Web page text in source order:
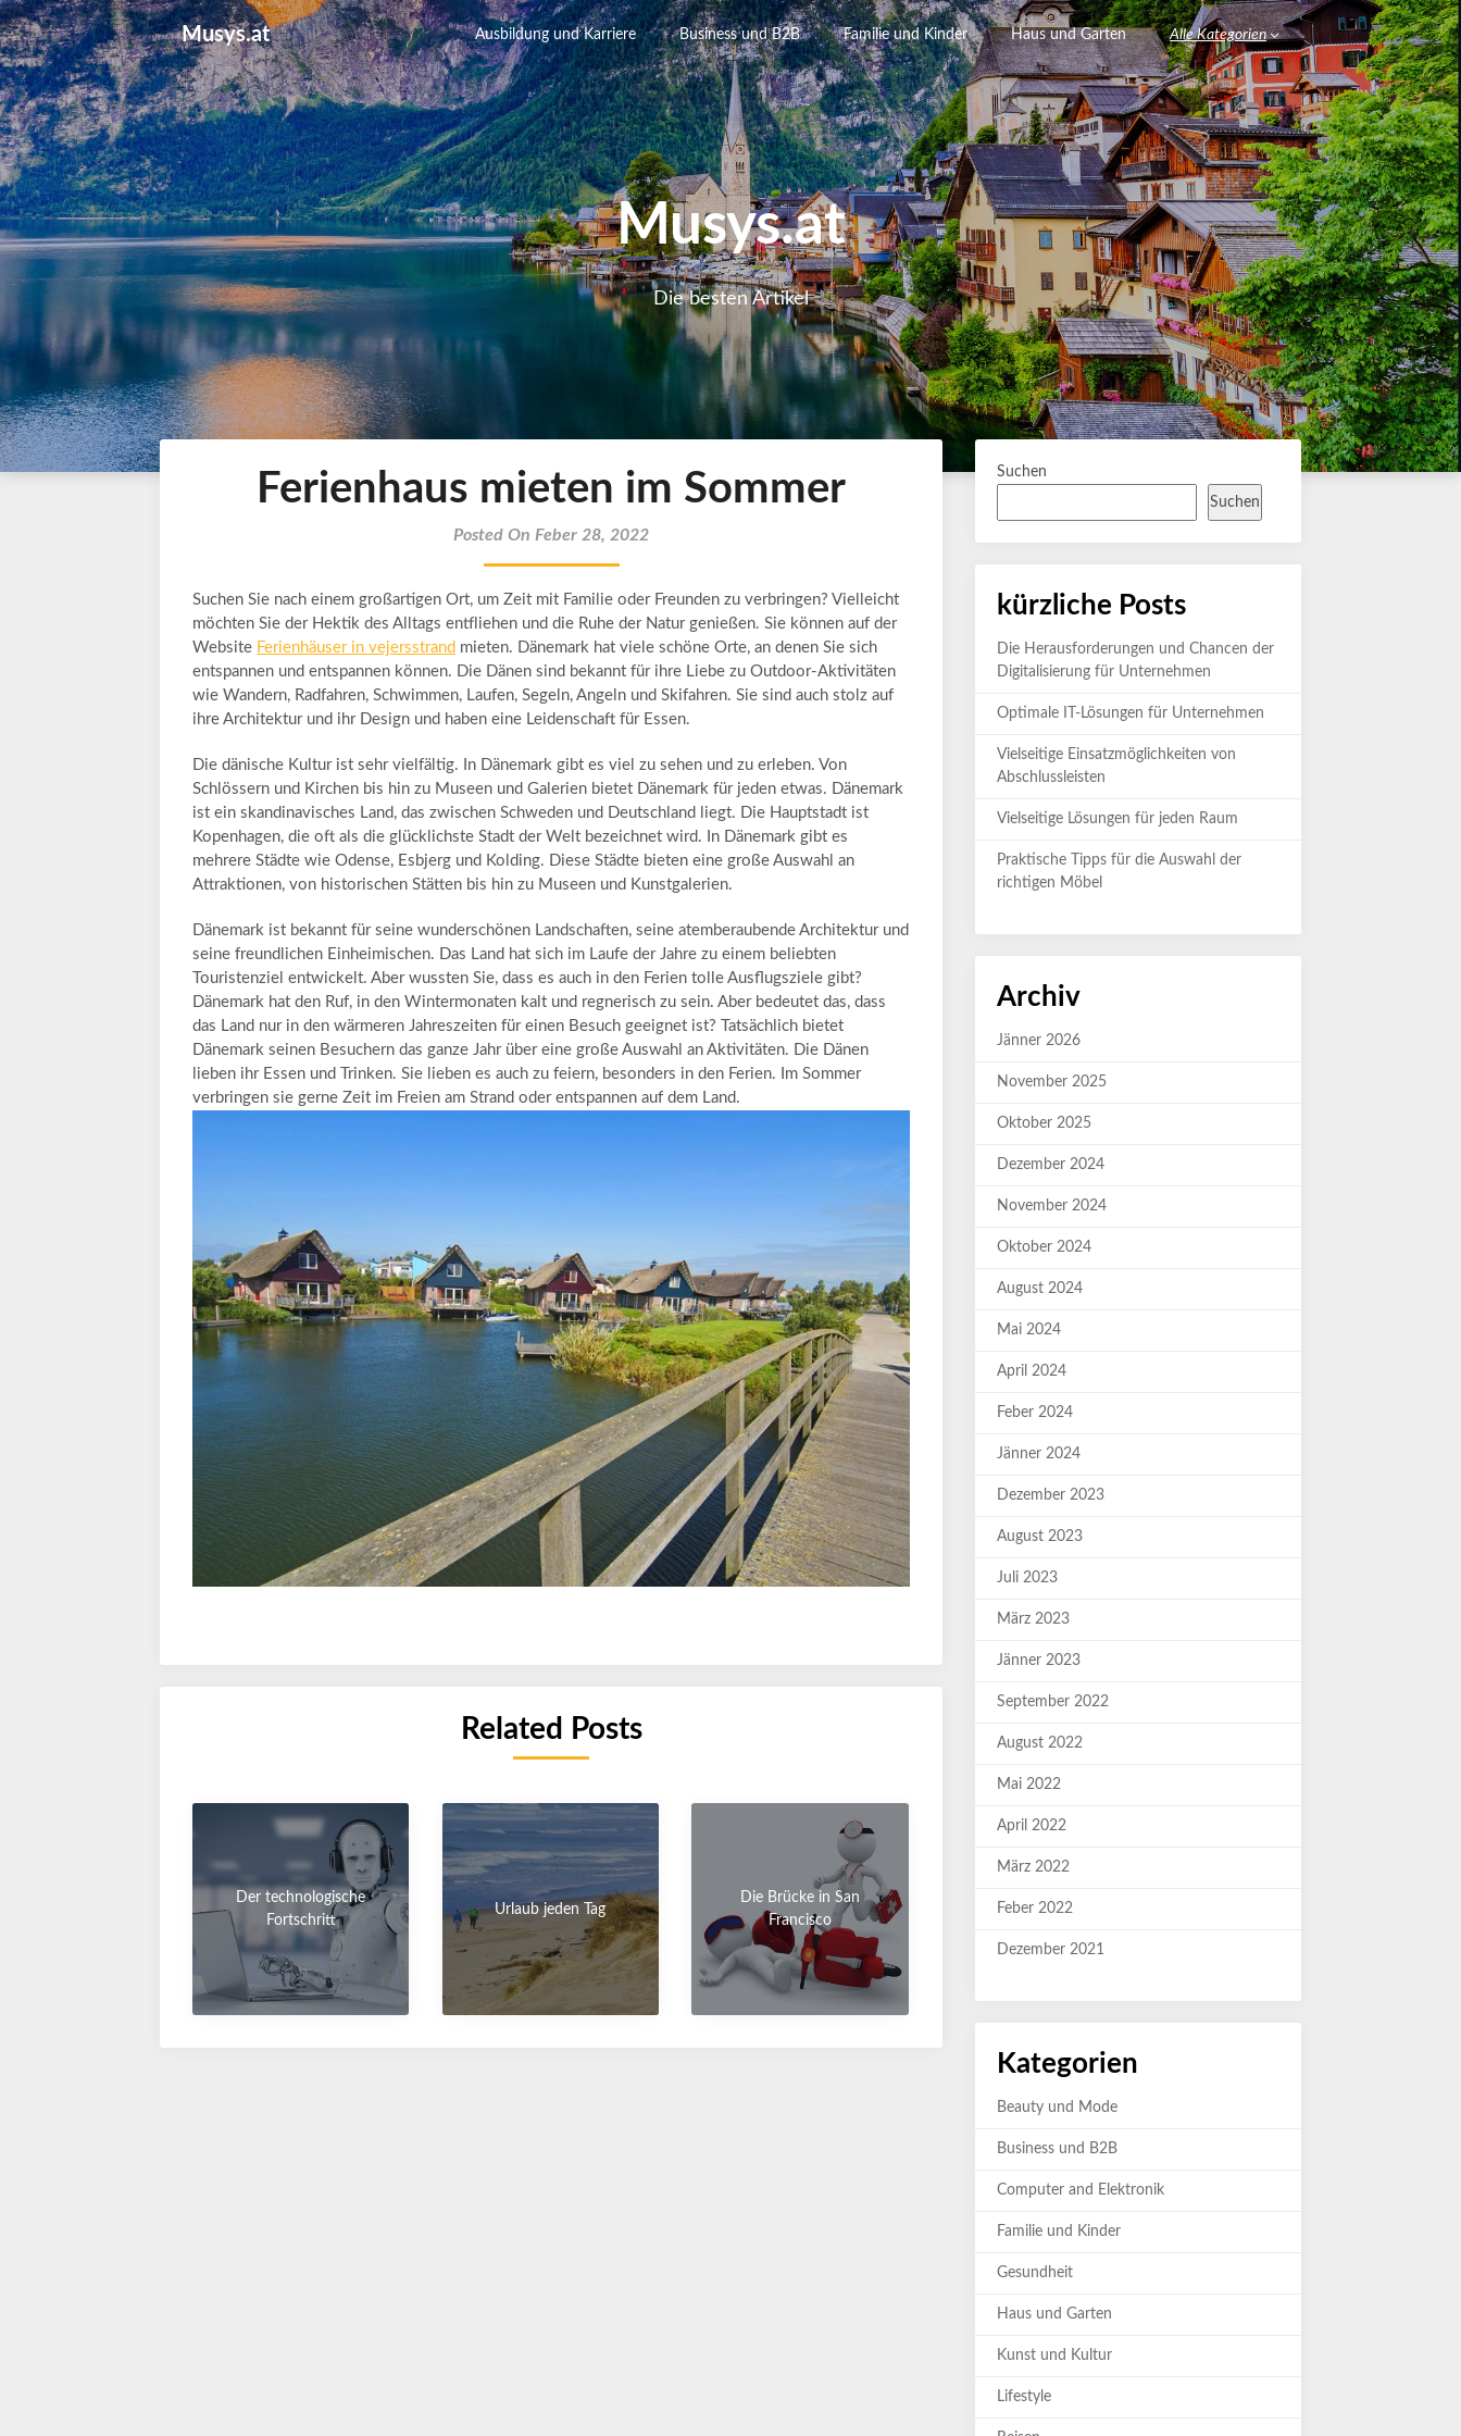
Skip
to
content
Musys.at Ausbildung und Karriere Business und B2B Familie und Kinder Haus und Garten Alle Kategorien
Musys.at
Die besten Artikel
Ferienhaus mieten im Sommer
Posted On Feber 28, 2022
Suchen Sie nach einem großartigen Ort, um Zeit mit Familie oder Freunden zu verbringen? Vielleicht
möchten Sie der Hektik des Alltags entfliehen und die Ruhe der Natur genießen. Sie können auf der
Website Ferienhäuser in vejersstrand mieten. Dänemark hat viele schöne Orte, an denen Sie sich
entspannen und entspannen können. Die Dänen sind bekannt für ihre Liebe zu Outdoor-Aktivitäten
wie Wandern, Radfahren, Schwimmen, Laufen, Segeln, Angeln und Skifahren. Sie sind auch stolz auf
ihre Architektur und ihr Design und haben eine Leidenschaft für Essen.
Die dänische Kultur ist sehr vielfältig. In Dänemark gibt es viel zu sehen und zu erleben. Von
Schlössern und Kirchen bis hin zu Museen und Galerien bietet Dänemark für jeden etwas. Dänemark
ist ein skandinavisches Land, das zwischen Schweden und Deutschland liegt. Die Hauptstadt ist
Kopenhagen, die oft als die glücklichste Stadt der Welt bezeichnet wird. In Dänemark gibt es
mehrere Städte wie Odense, Esbjerg und Kolding. Diese Städte bieten eine große Auswahl an
Attraktionen, von historischen Stätten bis hin zu Museen und Kunstgalerien.
Dänemark ist bekannt für seine wunderschönen Landschaften, seine atemberaubende Architektur und
seine freundlichen Einheimischen. Das Land hat sich im Laufe der Jahre zu einem beliebten
Touristenziel entwickelt. Aber wussten Sie, dass es auch in den Ferien tolle Ausflugsziele gibt?
Dänemark hat den Ruf, in den Wintermonaten kalt und regnerisch zu sein. Aber bedeutet das, dass
das Land nur in den wärmeren Jahreszeiten für einen Besuch geeignet ist? Tatsächlich bietet
Dänemark seinen Besuchern das ganze Jahr über eine große Auswahl an Aktivitäten. Die Dänen
lieben ihr Essen und Trinken. Sie lieben es auch zu feiern, besonders in den Ferien. Im Sommer
verbringen sie gerne Zeit im Freien am Strand oder entspannen auf dem Land.
Related Posts
Der technologische
Fortschritt
Urlaub jeden Tag
Die Brücke in San
Francisco
Suchen
Suchen
kürzliche Posts
Die Herausforderungen und Chancen der
Digitalisierung für Unternehmen
Optimale IT-Lösungen für Unternehmen
Vielseitige Einsatzmöglichkeiten von
Abschlussleisten
Vielseitige Lösungen für jeden Raum
Praktische Tipps für die Auswahl der
richtigen Möbel
Archiv
Jänner 2026
November 2025
Oktober 2025
Dezember 2024
November 2024
Oktober 2024
August 2024
Mai 2024
April 2024
Feber 2024
Jänner 2024
Dezember 2023
August 2023
Juli 2023
März 2023
Jänner 2023
September 2022
August 2022
Mai 2022
April 2022
März 2022
Feber 2022
Dezember 2021
Kategorien
Beauty und Mode
Business und B2B
Computer and Elektronik
Familie und Kinder
Gesundheit
Haus und Garten
Kunst und Kultur
Lifestyle